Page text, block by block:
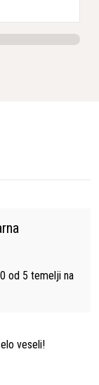
od 5 temelji na
veseli!